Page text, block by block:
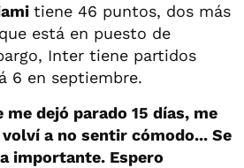
tiene 46 puntos, dos más
está en puesto de
Inter tiene partidos
6 en septiembre.
dejó parado 15 días, me
a no sentir cómodo... Se
importante. Espero